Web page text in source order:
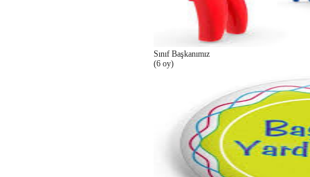
Sınıf Başkanımız
(6 oy)